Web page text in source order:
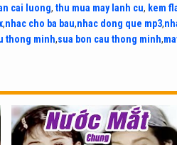
cai luong, thu mua may lanh cu, kem
,nhac cho ba bau,nhac dong que mp3,
thong minh,sua bon cau thong minh,